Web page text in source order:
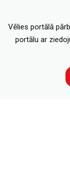
Vēlies portālā
portālu ar